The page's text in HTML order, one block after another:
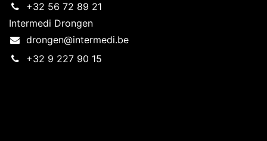
+32 56 72 89 21
Intermedi Drongen
drongen@intermedi.be
+32 9 227 90 15